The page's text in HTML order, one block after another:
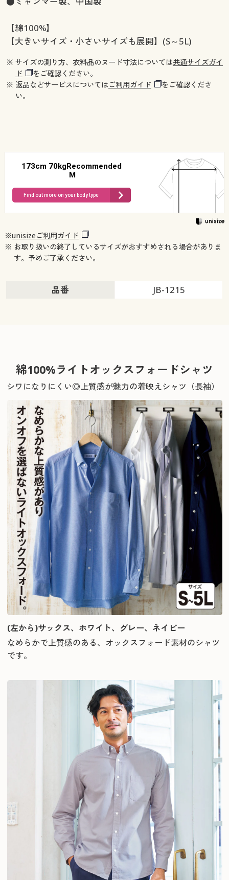
【綿100%】
【大きいサイズ・小さいサイズも展開】(S～5L)
※ サイズの測り方、衣料品のヌード寸法については共通サイズガイ
ド
をご確認ください。
※ 返品などサービスについてはご利用ガイド
をご確認くださ
い。
173cm 70kgRecommended
M
Find out more on your body type
※unisizeご利用ガイド
※ お取り扱いの終了しているサイズがおすすめされる場合がありま
す。予めご了承ください。
品番 JB-1215
綿100%ライトオックスフォードシャツ
シワになりにくい◎上質感が魅力の着映えシャツ（長袖）
(左から)サックス、ホワイト、グレー、ネイビー
なめらかで上質感のある、オックスフォード素材のシャツ
です。